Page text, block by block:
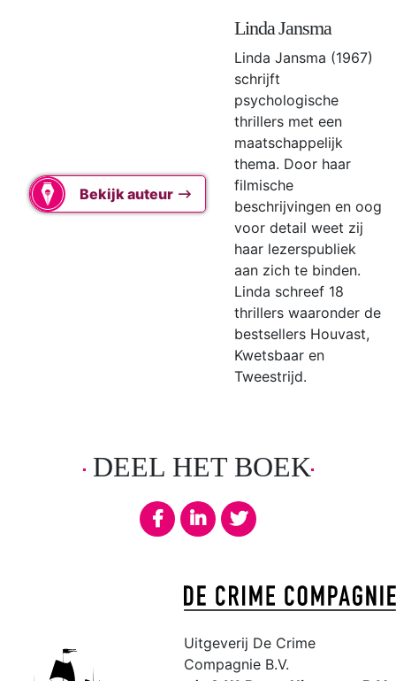
Bekijk auteur
Linda Jansma
Linda Jansma (1967)
schrijft
psychologische
thrillers met een
maatschappelijk
thema. Door haar
filmische
beschrijvingen en oog
voor detail weet zij
haar lezerspubliek
aan zich te binden.
Linda schreef 18
thrillers waaronder de
bestsellers Houvast,
Kwetsbaar en
Tweestrijd.
DEEL HET BOEK
Uitgeverij De Crime
Compagnie B.V.